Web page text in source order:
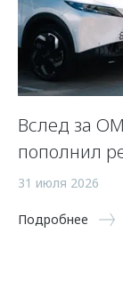
Вслед за
пополнил
31 июля 2026
Подробнее